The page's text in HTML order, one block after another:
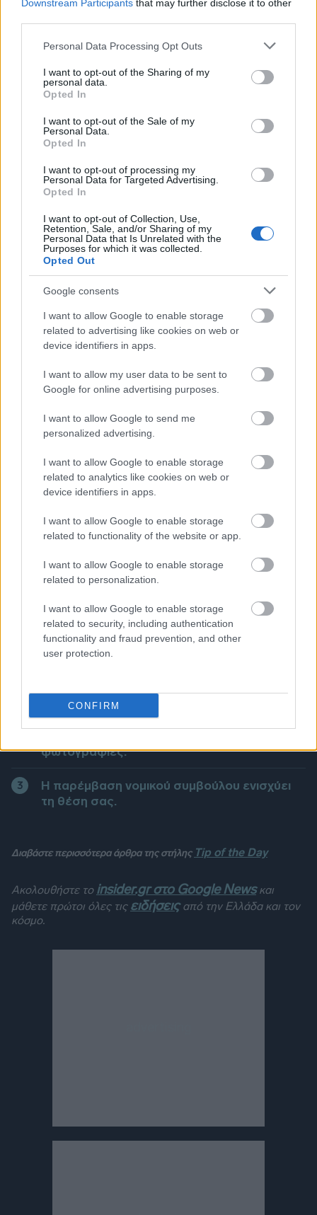
Downstream Participants that may further disclose it to other
Please note that this website/app uses one or more Google
not limited to your visit or usage behaviour. You may click to
grant or deny consent to Google and its third-party tags to
use your data for below specified purposes in below Google
consent section.
Personal Data Processing Opt Outs
I want to opt-out of the Sharing of my
personal data.
Opted In
I want to opt-out of the Sale of my
Personal Data.
Opted In
I want to opt-out of processing my
Personal Data for Targeted Advertising.
Opted In
I want to opt-out of Collection, Use,
Retention, Sale, and/or Sharing of my
Personal Data that Is Unrelated with the
Purposes for which it was collected.
Opted Out
Google consents
I want to allow Google to enable storage
related to advertising like cookies on web or
device identifiers in apps.
I want to allow my user data to be sent to
Google for online advertising purposes.
I want to allow Google to send me
personalized advertising.
I want to allow Google to enable storage
related to analytics like cookies on web or
device identifiers in apps.
I want to allow Google to enable storage
related to functionality of the website or app.
I want to allow Google to enable storage
related to personalization.
I want to allow Google to enable storage
related to security, including authentication
functionality and fraud prevention, and other
user protection.
CONFIRM
Αν είναι επείγουσα ανάγκη (πχ διαρροή νερού
ή βραχυκύκλωμα) και ο ιδιοκτήτης δεν επεμβαίνει,
ο ενοικιαστής μπορεί να κάνει την επισκευή και να
παρακρατήσει το ποσό από το ενοίκιο, με
αποδείξεις και τεκμηρίωση.
Αναστολή ενοικίου/καταγγελία
Σε περιπτώσεις σοβαρής εγκατάλειψης του
ή ακόμα και να αποχωρήσετε από το ακίνητο με
υπαιτιότητα του ιδιοκτήτη.
Η Ένωση Εργαζομένων Καταναλωτών Ελλάδας
επισημαίνει:
δαπάνη.
φωτογραφίες.
Η παρέμβαση νομικού συμβούλου ενισχύει
τη θέση σας.
Διαβάστε περισσότερα άρθρα της στήλης Tip of the Day
Ακολουθήστε το insider.gr στο Google Newsκαι
μάθετε πρώτοι όλες τις ειδήσειςαπό την Ελλάδα και τον
κόσμο.